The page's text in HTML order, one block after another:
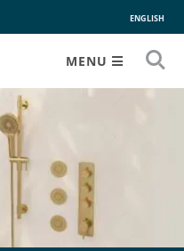
ENGLISH
MENU